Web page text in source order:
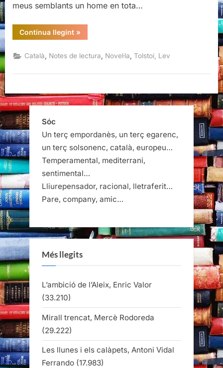
meus semblants un home en tota…
Continua llegint“Confessió,
Lev
»
Català Notes de lectura Novel·la ,Tolstoi, Lev
Sóc
Un terç empordanès, un terç egarenc,
un terç solsonenc, català, europeu…
Temperamental, mediterrani,
sentimental…
Lliurepensador, racional, lletraferit…
Pare, company, amic…
Més llegits
L’ambició de l’Aleix, Enric Valor
(33.210)
Mirall trencat, Mercè Rodoreda
(29.222)
Les llunes i els calàpets, Antoni Vidal
Ferrando (17.983)